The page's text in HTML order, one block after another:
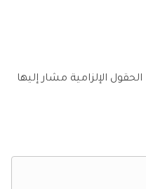
الحقول الإلزامية مشار إليها